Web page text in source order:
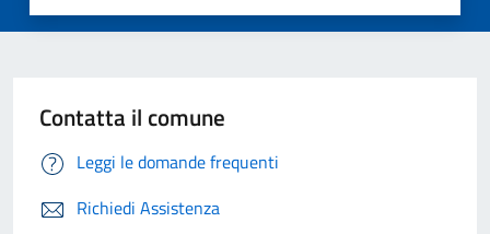
Contatta il comune
Leggi le domande frequenti
Richiedi Assistenza